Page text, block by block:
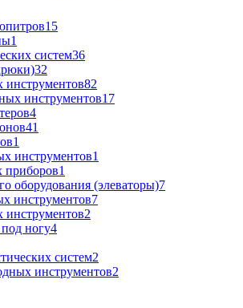
15
1
систем36
32
инструментов82
инструментов17
4
41
1
инструментов1
приборов1
оборудования (элеваторы)7
инструментов7
инструментов2
ногу4
систем2
инструментов2